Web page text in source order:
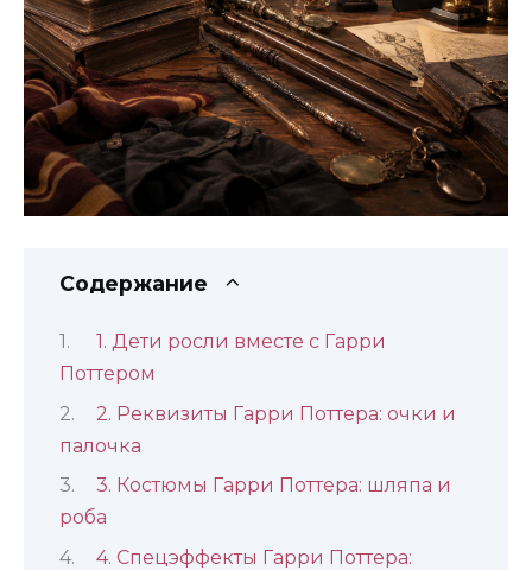
Содержание
1. Дети росли вместе с Гарри
Поттером
2. Реквизиты Гарри Поттера: очки и
палочка
3. Костюмы Гарри Поттера: шляпа и
роба
4. Спецэффекты Гарри Поттера: